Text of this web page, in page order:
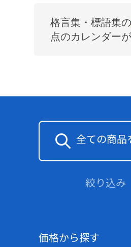
格言集・標語集の
点のカレンダー
全ての商品
絞り込み
価格から探す